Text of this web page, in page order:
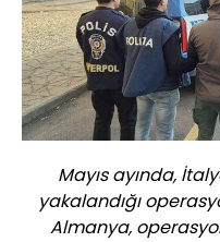
Mayıs ayında,
yakalandığı
Almanya,